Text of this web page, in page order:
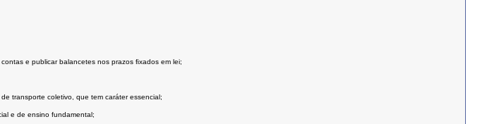
e publicar balancetes nos prazos ﬁxados em lei;
transporte coletivo, que tem caráter essencial;
e de ensino fundamental;